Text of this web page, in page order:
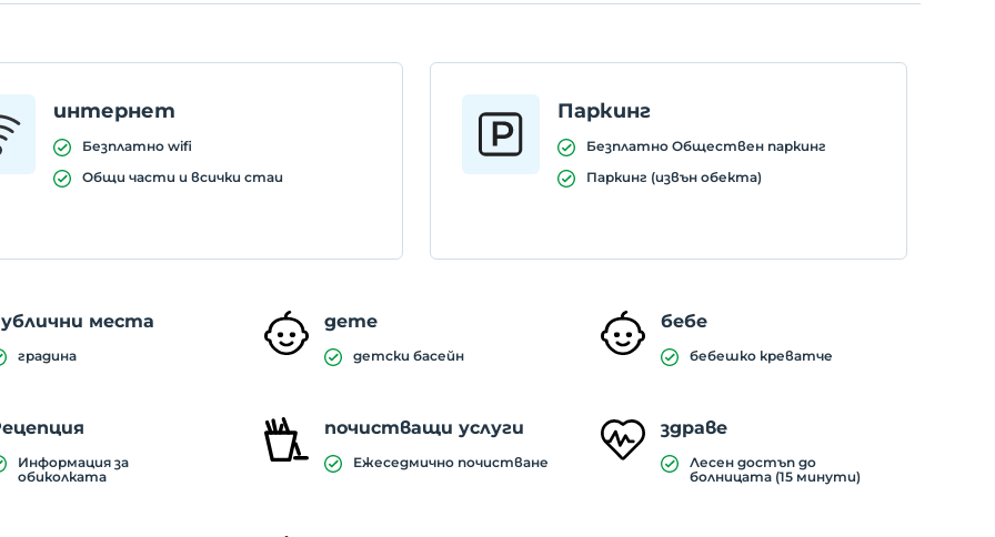
интернет
Безплатно wifi
Общи части и всички стаи
Паркинг
Безплатно Обществен паркинг
Паркинг (извън обекта)
места
градина
дете
детски басейн
бебе
бебешко креватче
Информация за
обиколката
почистващи услуги
Ежеседмично почистване
здраве
Лесен достъп до
болницата (15 минути)